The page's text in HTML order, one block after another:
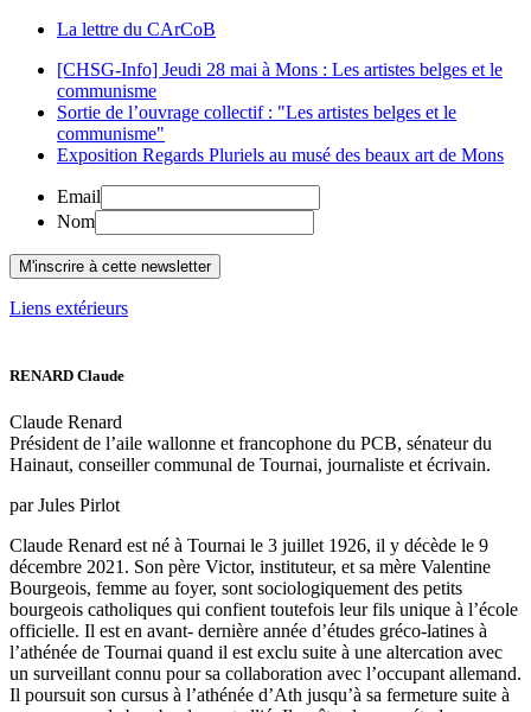
La lettre du CArCoB
[CHSG-Info] Jeudi 28 mai à Mons : Les artistes belges et le
communisme
Sortie de l’ouvrage collectif : "Les artistes belges et le
communisme"
Exposition Regards Pluriels au musé des beaux art de Mons
Email
Nom
Liens extérieurs
RENARD Claude
Claude Renard
Président de l’aile wallonne et francophone du PCB, sénateur du
Hainaut, conseiller communal de Tournai, journaliste et écrivain.
par Jules Pirlot
Claude Renard est né à Tournai le 3 juillet 1926, il y décède le 9
décembre 2021. Son père Victor, instituteur, et sa mère Valentine
Bourgeois, femme au foyer, sont sociologiquement des petits
bourgeois catholiques qui confient toutefois leur fils unique à l’école
officielle. Il est en avant- dernière année d’études gréco-latines à
l’athénée de Tournai quand il est exclu suite à une altercation avec
un surveillant connu pour sa collaboration avec l’occupant allemand.
Il poursuit son cursus à l’athénée d’Ath jusqu’à sa fermeture suite à